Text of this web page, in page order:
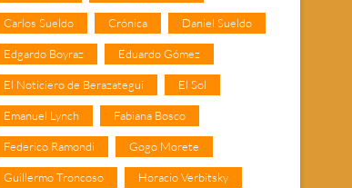
Carlos Sueldo Crónica Daniel Sueldo
Edgardo Boyraz Eduardo Gómez
El Noticiero de Berazategui El Sol
Emanuel Lynch Fabiana Bosco
Federico Ramondi Gogo Morete
Guillermo Troncoso Horacio Verbitsky